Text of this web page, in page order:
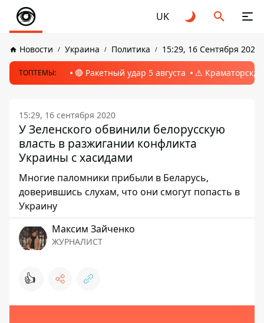
UK
Новости Украина Политика 15:29, 16 Сентября 2020
ТОПТЕМЫ: 🔴 Ракетный удар 5 августа ⚠️ Краматорск,
15:29, 16 сентября 2020
У Зеленского обвинили белорусскую
власть в разжигании конфликта
Украины с хасидами
Многие паломники прибыли в Беларусь,
доверившись слухам, что они смогут попасть в
Украину
Максим Зайченко
ЖУРНАЛИСТ
👍